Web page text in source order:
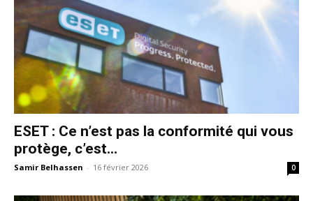
ESET : Ce n’est pas la conformité qui vous
protège, c’est...
Samir Belhassen - 16 février 2026 0